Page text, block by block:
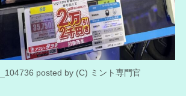
posted by (C) ミント専門官